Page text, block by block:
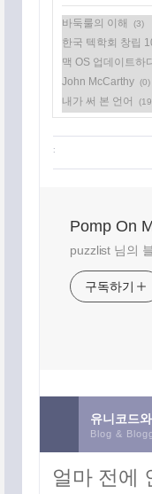
바둑룰의 이해 (3)
한국 텍학회 창립
맥 OS 업데이트하
John McCarthy (0)
내가 써 본 언어
:
Pomp On
puzzlist 님의
구독하기
유니코드
Blog &
얼마 전에